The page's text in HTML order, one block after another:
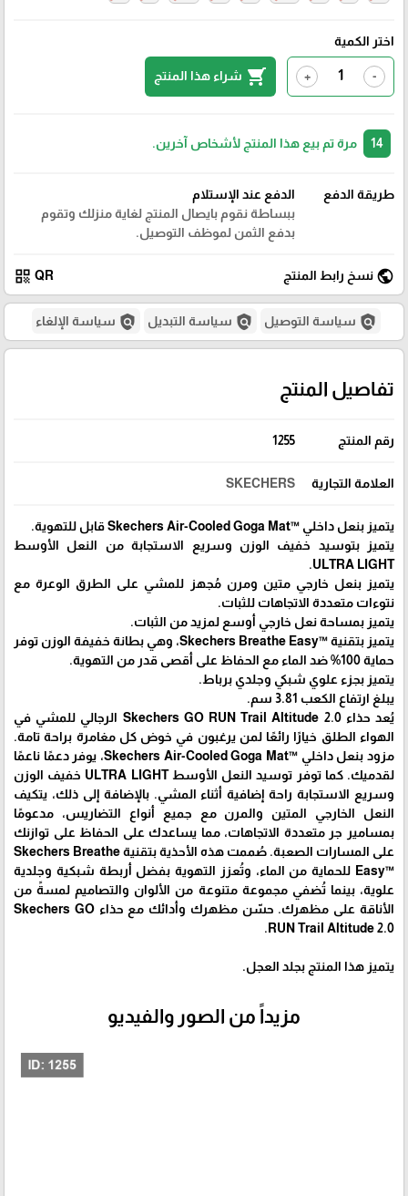
اختر الكمية
-
+
shopping_cart شراء هذا المنتج
مرة تم بيع هذا المنتج لأشخاص آخرين.
طريقة الدفع
الدفع عند الإستلام
ببساطة نقوم بايصال المنتج لغاية منزلك وتقوم
بدفع الثمن لموظف التوصيل.
public نسخ رابط المنتج QR
qr_code
policy سياسة التوصيل policy سياسة التبديل policy سياسة الإلغاء
تفاصيل المنتج
رقم المنتج 1255
العلامة التجارية SKECHERS
يتميز بنعل داخلي Skechers Air-Cooled Goga Mat™‎ قابل للتهوية.
يتميز بتوسيد خفيف الوزن وسريع الاستجابة من النعل الأوسط
ULTRA LIGHT.
يتميز بنعل خارجي متين ومرن مُجهز للمشي على الطرق الوعرة مع
نتوءات متعددة الاتجاهات للثبات.
يتميز بمساحة نعل خارجي أوسع لمزيد من الثبات.
يتميز بتقنية Skechers Breathe Easy™‎، وهي بطانة خفيفة الوزن توفر
حماية 100% ضد الماء مع الحفاظ على أقصى قدر من التهوية.
يتميز بجزء علوي شبكي وجلدي برباط.
يبلغ ارتفاع الكعب 3.81 سم.
يُعد حذاء Skechers GO RUN Trail Altitude 2.0 الرجالي للمشي في
الهواء الطلق خيارًا رائعًا لمن يرغبون في خوض كل مغامرة براحة تامة.
مزود بنعل داخلي Skechers Air-Cooled Goga Mat™‎، يوفر دعمًا ناعمًا
لقدميك. كما توفر توسيد النعل الأوسط ULTRA LIGHT خفيف الوزن
وسريع الاستجابة راحة إضافية أثناء المشي. بالإضافة إلى ذلك، يتكيف
النعل الخارجي المتين والمرن مع جميع أنواع التضاريس، مدعومًا
بمسامير جر متعددة الاتجاهات، مما يساعدك على الحفاظ على توازنك
على المسارات الصعبة. صُممت هذه الأحذية بتقنية Skechers Breathe
Easy™‎ للحماية من الماء، وتُعزز التهوية بفضل أربطة شبكية وجلدية
علوية، بينما تُضفي مجموعة متنوعة من الألوان والتصاميم لمسةً من
الأناقة على مظهرك. حسّن مظهرك وأدائك مع حذاء Skechers GO
RUN Trail Altitude 2.0.
يتميز هذا المنتج بجلد العجل.
مزيداً من الصور والفيديو